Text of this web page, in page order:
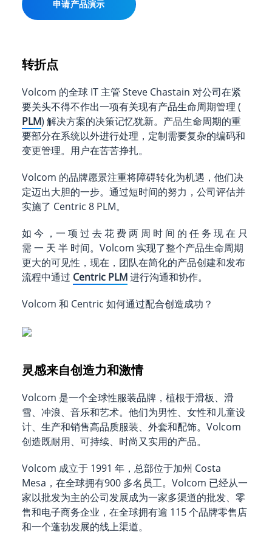
申请产品演示
转折点
Volcom 的全球 IT 主管 Steve Chastain 对公司在紧
要关头不得不作出一项有关现有产品生命周期管理 (
PLM) 解决方案的决策记忆犹新。产品生命周期的重
要部分在系统以外进行处理，定制需要复杂的编码和
变更管理。用户在苦苦挣扎。
Volcom 的品牌愿景注重将障碍转化为机遇，他们决
定迈出大胆的一步。通过短时间的努力，公司评估并
实施了 Centric 8 PLM。
如 今 ，一 项 过 去 花 费 两 周 时 间 的 任 务 现 在 只
需 一 天 半 时间。Volcom 实现了整个产品生命周期
更大的可见性，现在，团队在简化的产品创建和发布
流程中通过 Centric PLM进行沟通和协作。
Volcom 和 Centric 如何通过配合创造成功？
灵感来自创造力和激情
Volcom 是一个全球性服装品牌，植根于滑板、滑
雪、冲浪、音乐和艺术。他们为男性、女性和儿童设
计、生产和销售高品质服装、外套和配饰。Volcom
创造既耐用、可持续、时尚又实用的产品。
Volcom 成立于 1991 年，总部位于加州 Costa
Mesa，在全球拥有900 多名员工。Volcom 已经从一
家以批发为主的公司发展成为一家多渠道的批发、零
售和电子商务企业，在全球拥有逾 115 个品牌零售店
和一个蓬勃发展的线上渠道。